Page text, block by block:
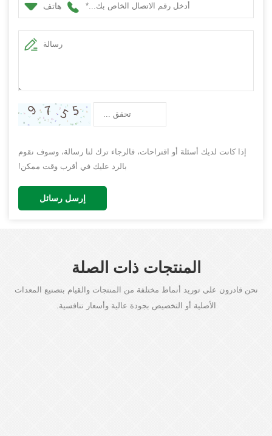
هاتف
إذا كانت لديك أسئلة أو اقتراحات، فالرجاء ترك لنا رسالة، وسوف نقوم
بالرد عليك في أقرب وقت ممكن!
إرسل رسائل
المنتجات ذات الصلة
نحن قادرون على توريد أنماط مختلفة من المنتجات والقيام بتصنيع المعدات
الأصلية أو التخصيص بجودة عالية وأسعار تنافسية.